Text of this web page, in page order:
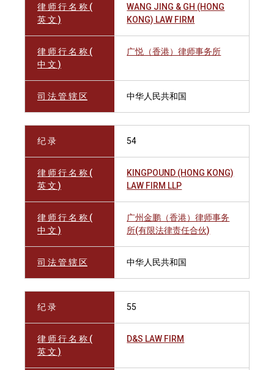
律 师 行 名 称 (
英 文 )
WANG JING & GH (HONG
KONG) LAW FIRM
律 师 行 名 称 (
中 文 )
广悦（香港）律师事务所
司 法 管 辖 区 中华人民共和国
纪 录 54
律 师 行 名 称 (
英 文 )
KINGPOUND (HONG KONG)
LAW FIRM LLP
律 师 行 名 称 (
中 文 )
广州金鹏（香港）律师事务
所(有限法律责任合伙)
司 法 管 辖 区 中华人民共和国
纪 录 55
律 师 行 名 称 (
英 文 )
D&S LAW FIRM